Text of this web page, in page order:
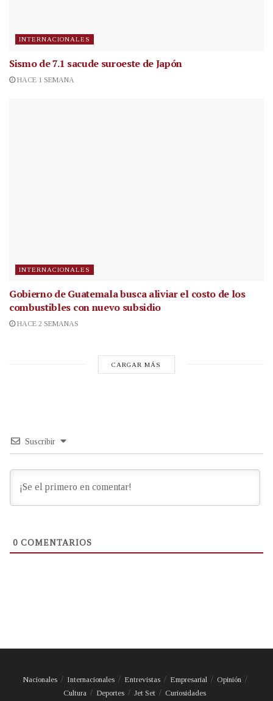
INTERNACIONALES
Sismo de 7.1 sacude suroeste de Japón
HACE 1 SEMANA
INTERNACIONALES
Gobierno de Guatemala busca aliviar el costo de los
combustibles con nuevo subsidio
HACE 2 SEMANAS
CARGAR MÁS
Suscribir
0 COMENTARIOS
Nacionales Internacionales Entrevistas Empresarial
Opinión
Cultura
Deportes Jet Set Curiosidades